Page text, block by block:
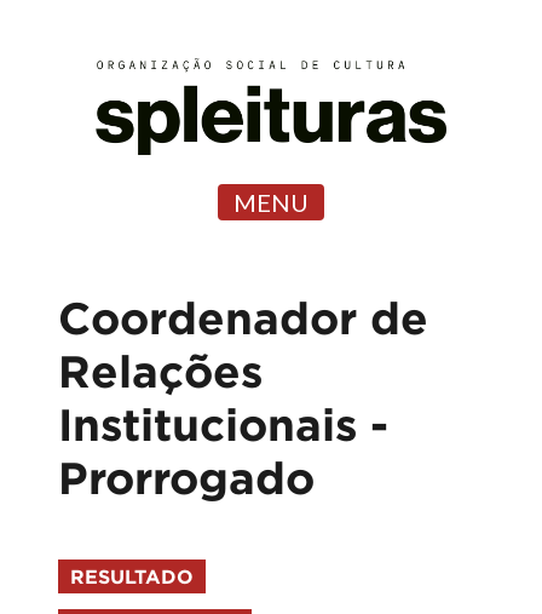
MENU
Coordenador de
Relações
Institucionais -
Prorrogado
RESULTADO